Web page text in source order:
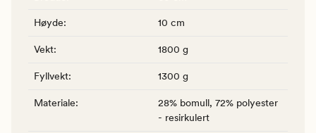
Høyde: 10 cm
Vekt: 1800 g
Fyllvekt: 1300 g
Materiale:
28% bomull, 72% polyester
- resirkulert